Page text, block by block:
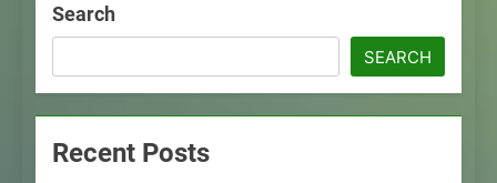
Search
SEARCH
Recent Posts